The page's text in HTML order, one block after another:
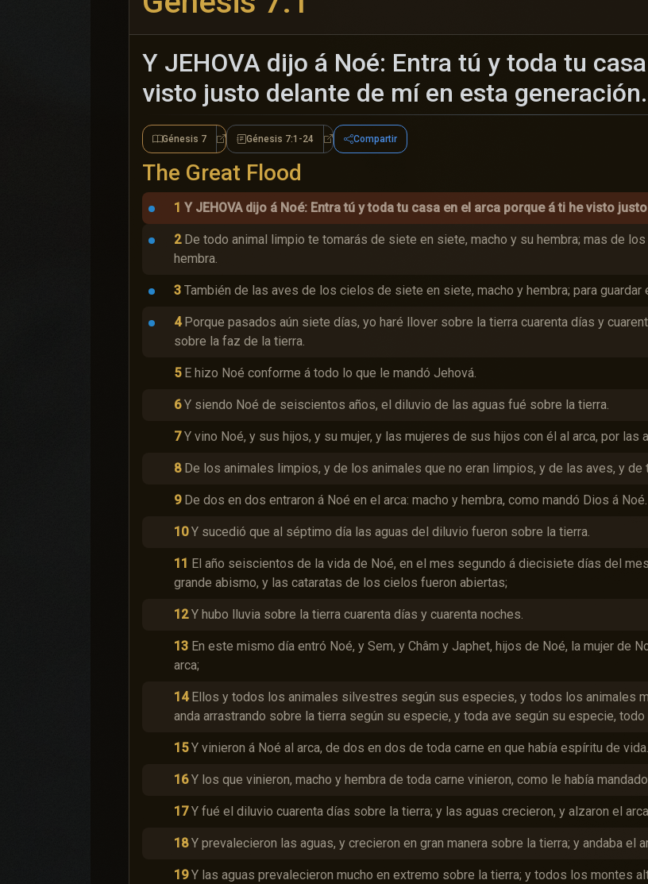
Y JEHOVA dijo á Noé: Entra tú y toda tu
visto justo delante de mí en esta generación.
Génesis 7 Génesis 7Génesis 7:1-24 Génesis 7:1-24
Compartir
The Great Flood
1 Y JEHOVA dijo á Noé: Entra tú y toda tu casa en el arca porque á ti he visto
2 De todo animal limpio te tomarás de siete en siete, macho y su hembra; mas de
hembra.
3 También de las aves de los cielos de siete en siete, macho y hembra; para
4 Porque pasados aún siete días, yo haré llover sobre la tierra cuarenta días y
sobre la faz de la tierra.
5 E hizo Noé conforme á todo lo que le mandó Jehová.
6 Y siendo Noé de seiscientos años, el diluvio de las aguas fué sobre la tierra.
7 Y vino Noé, y sus hijos, y su mujer, y las mujeres de sus hijos con él al arca, por las
8 De los animales limpios, y de los animales que no eran limpios, y de las aves, y
9 De dos en dos entraron á Noé en el arca: macho y hembra, como mandó Dios á Noé.
10 Y sucedió que al séptimo día las aguas del diluvio fueron sobre la tierra.
11
El año seiscientos de la vida de Noé, en el mes segundo á diecisiete días del
grande abismo, y las cataratas de los cielos fueron abiertas;
12 Y hubo lluvia sobre la tierra cuarenta días y cuarenta noches.
13 En este mismo día entró Noé, y Sem, y Châm y Japhet, hijos de Noé, la mujer de
arca;
14 Ellos y todos los animales silvestres según sus especies, y todos los animales
anda arrastrando sobre la tierra según su especie, y toda ave según su especie,
15 Y vinieron á Noé al arca, de dos en dos de toda carne en que había espíritu de vida.
16 Y los que vinieron, macho y hembra de toda carne vinieron, como le había
17 Y fué el diluvio cuarenta días sobre la tierra; y las aguas crecieron, y alzaron el
18 Y prevalecieron las aguas, y crecieron en gran manera sobre la tierra; y andaba el
19 Y las aguas prevalecieron mucho en extremo sobre la tierra; y todos los montes